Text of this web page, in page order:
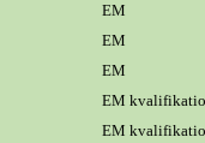
EM
EM
EM
EM
EM